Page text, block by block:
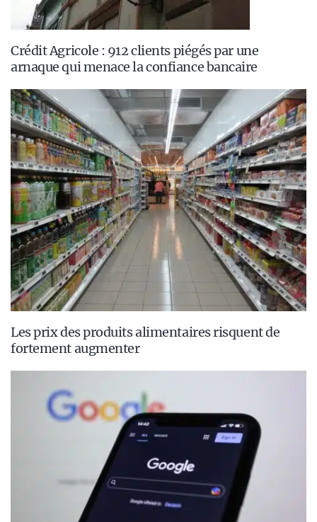
Crédit Agricole : 912 clients piégés par une
arnaque qui menace la confiance bancaire
Les prix des produits alimentaires risquent de
fortement augmenter